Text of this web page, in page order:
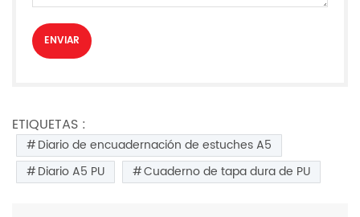
ETIQUETAS :
Diario de encuadernación de estuches A5
Diario A5 PU
Cuaderno de tapa dura de PU